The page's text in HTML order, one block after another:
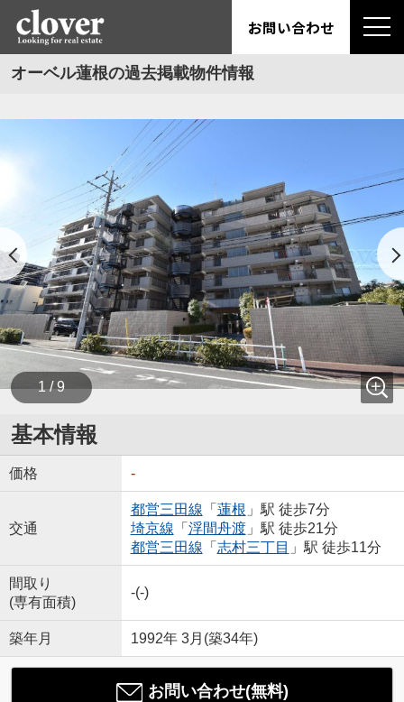
お問い合わせ
オーベル蓮根の過去掲載物件情報
1 / 9
基本情報
価格 -
交通
都営三田線 「 蓮根 」駅 徒歩7分
埼京線 「 浮間舟渡」駅 徒歩21分
都営三田線 「 志村三丁目 」駅 徒歩11分
間取り
(専有面積)
-(-)
築年月 1992年 3月(築34年)
お問い合わせ(無料)